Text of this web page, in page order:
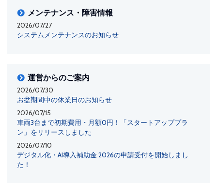
メンテナンス・障害情報
2026/07/27
システムメンテナンスのお知らせ
運営からのご案内
2026/07/30
お盆期間中の休業日のお知らせ
2026/07/15
車両3台まで初期費用・月額0円！「スタートアッププラ
ン」をリリースしました
2026/07/10
デジタル化・AI導入補助金 2026の申請受付を開始しまし
た！